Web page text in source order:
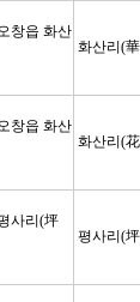
창읍 화산
화산리(
창읍 화산
화산리(
사리(坪
평사리(